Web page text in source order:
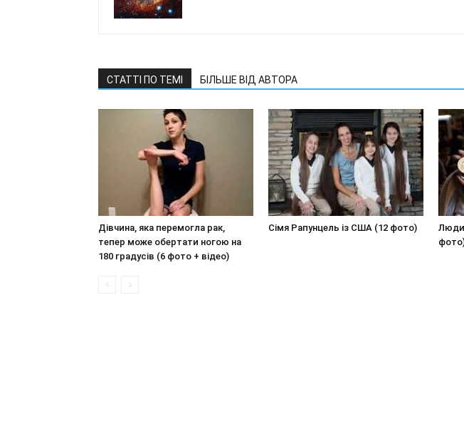
СТАТТІ ПО ТЕМІ БІЛЬШЕ ВІД АВТОРА
Дівчина, яка перемогла рак,
тепер може обертати ногою на
180 градусів (6 фото + відео)
Сімя Рапунцель із США (12 фото)